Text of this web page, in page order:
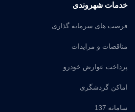
خدمات شهروندی
فرصت های سرمایه گذاری
مناقصات و مزایدات
پرداخت عوارض خودرو
اماکن گردشگری
سامانه 137